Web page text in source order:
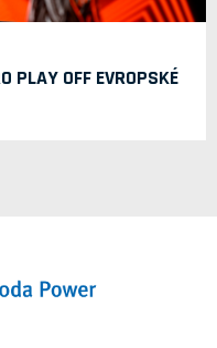
PLAY OFF EVROPSKÉ